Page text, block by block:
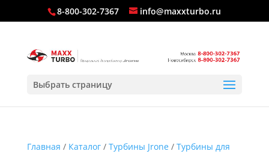
8-800-302-7367 info@maxxturbo.ru
Выбрать страницу
Главная / Каталог/ Турбины Jrone/ Турбины для